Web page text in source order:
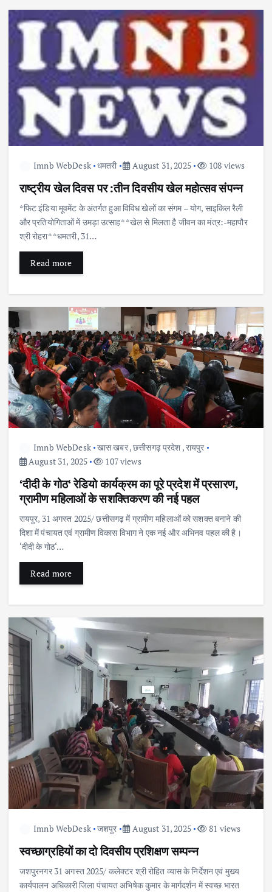
Imnb WebDesk धमतरी August 31, 2025 108 views
राष्ट्रीय खेल दिवस पर :तीन दिवसीय खेल महोत्सव संपन्न
*फिट इंडिया मूवमेंट के अंतर्गत हुआ विविध खेलों का संगम – योग, साइकिल रैली
और प्रतियोगिताओं में उमड़ा उत्साह* *खेल से मिलता है जीवन का मंत्र:-महापौर
श्री रोहरा* *धमतरी, 31…
Read more
Imnb WebDesk खास खबर,छत्तीसगढ़ प्रदेश ,रायपुर
August 31, 2025
107 views
‘दीदी के गोठ‘ रेडियो कार्यक्रम का पूरे प्रदेश में प्रसारण,
ग्रामीण महिलाओं के सशक्तिकरण की नई पहल
रायपुर, 31 अगस्त 2025/ छत्तीसगढ़ में ग्रामीण महिलाओं को सशक्त बनाने की
दिशा में पंचायत एवं ग्रामीण विकास विभाग ने एक नई और अभिनव पहल की है।
‘दीदी के गोठ‘…
Read more
Imnb WebDesk जशपुर August 31, 2025 81 views
स्वच्छाग्रहियों का दो दिवसीय प्रशिक्षण सम्पन्न
जशपुरनगर 31 अगस्त 2025/ कलेक्टर श्री रोहित व्यास के निर्देशन एवं मुख्य
कार्यपालन अधिकारी जिला पंचायत अभिषेक कुमार के मार्गदर्शन में स्वच्छ भारत